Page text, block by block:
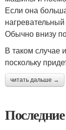
Если она
Обычно внизу
В таком случае
поскольку
читать дальше →